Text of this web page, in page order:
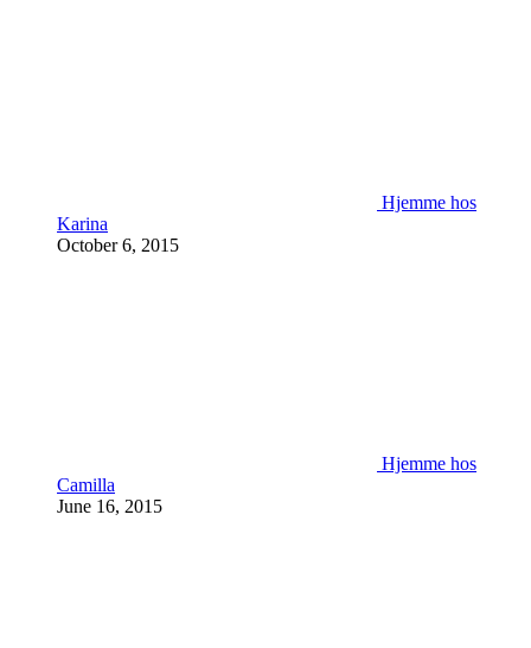
Hjemme hos
Karina
October 6, 2015
Hjemme hos
Camilla
June 16, 2015